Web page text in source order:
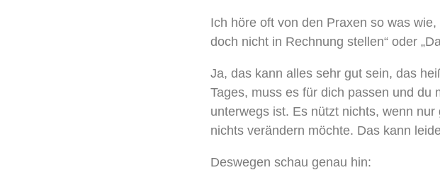
Ich höre oft von den Praxen so was
doch nicht in Rechnung stellen“ oder
Ja, das kann alles sehr gut sein, das
Tages, muss es für dich passen und du
unterwegs ist. Es nützt nichts, wenn
nichts verändern möchte. Das kann
Deswegen schau genau hin: